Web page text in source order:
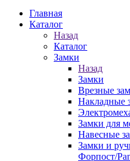
Главная
Каталог
Назад
Каталог
Замки
Назад
Замки
Врезные
Накладные
Замки для
Навесные
Замки и
Форпост/